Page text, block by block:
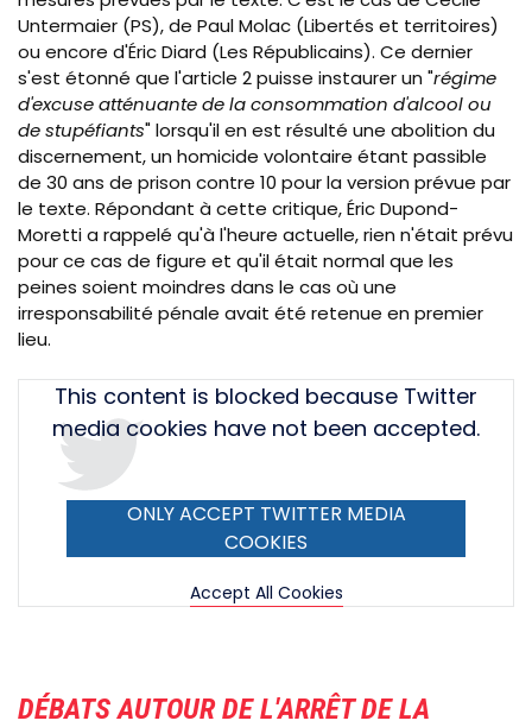
Untermaier (PS), de PaulMolac (Libertés et territoires)
ou encore d'ÉricDiard (Les Républicains). Ce dernier
s'est étonné que l'article 2 puisse instaurer un "régime
d'excuse atténuante de la consommation d'alcool ou
de stupéfiants" lorsqu'il en est résulté une abolition du
discernement, un homicide volontaire étant passible
de 30 ans de prison contre 10 pour la version prévue par
le texte. Répondant à cette critique,Éric Dupond-
Moretti a rappelé qu'à l'heure actuelle, rien n'était prévu
pour ce cas de figure et qu'il était normal que les
peines soient moindres dans le cas où une
irresponsabilité pénale avait été retenue en premier
lieu.
TweetThis content is blocked because Twitter
media cookies have not been accepted.
ONLY ACCEPT TWITTER MEDIA
COOKIES
Accept All Cookies
DÉBATS AUTOUR DE L'ARRÊT DE LA